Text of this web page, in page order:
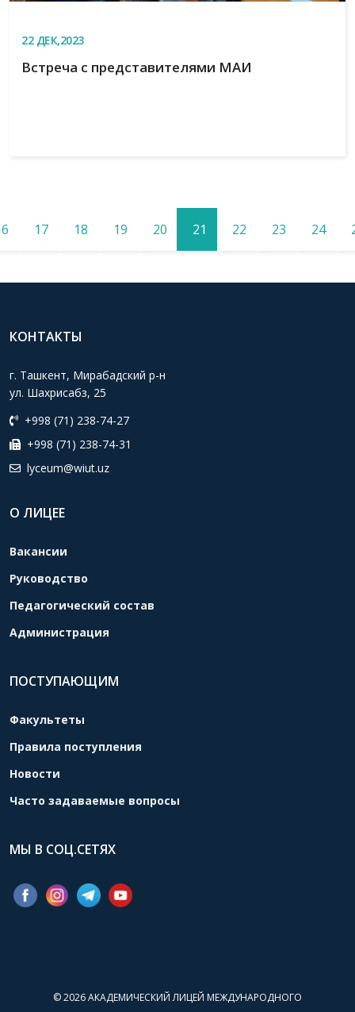
22ДЕК,2023
Встреча с представителями МАИ
17 18 19 20 21 22 23 24
КОНТАКТЫ
г. Ташкент, Мирабадский р-н
ул. Шахрисабз, 25
+998 (71) 238-74-27
+998 (71) 238-74-31
lyceum@wiut.uz
О ЛИЦЕЕ
Вакансии
Руководство
Педагогический состав
Администрация
ПОСТУПАЮЩИМ
Факультеты
Правила поступления
Новости
Часто задаваемые вопросы
МЫ В СОЦ.СЕТЯХ
© 2026АКАДЕМИЧЕСКИЙ ЛИЦЕЙ МЕЖДУНАРОДНОГО